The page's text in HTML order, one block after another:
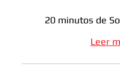
20 minutos de
Leer